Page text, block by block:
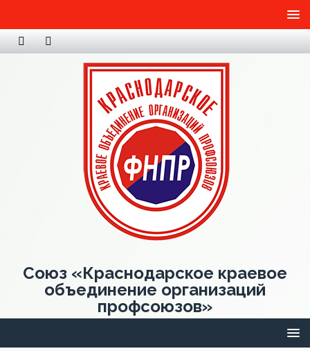
Союз «Краснодарское краевое
объединение организаций
профсоюзов»